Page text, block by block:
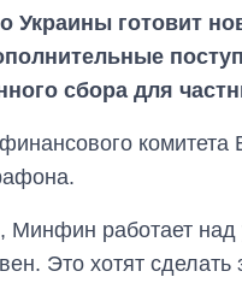
Украины готовит
сбора для
комитета
Минфин работает
Это хотят сделать